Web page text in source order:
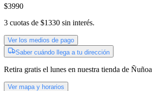
$3990
3 cuotas de $1330 sin interés.
Ver los medios de pago
Saber cuándo llega a tu dirección
Retira gratis el lunes en nuestra tienda de Ñuñoa
Ver mapa y horarios